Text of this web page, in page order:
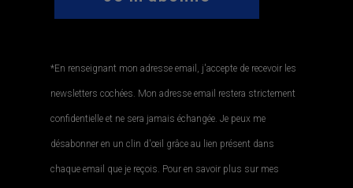
*En renseignant mon adresse email, j'accepte de recevoir les
newsletters cochées. Mon adresse email restera strictement
confidentielle et ne sera jamais échangée. Je peux me
désabonner en un clin d'œil grâce au lien présent dans
chaque email que je reçois. Pour en savoir plus sur mes